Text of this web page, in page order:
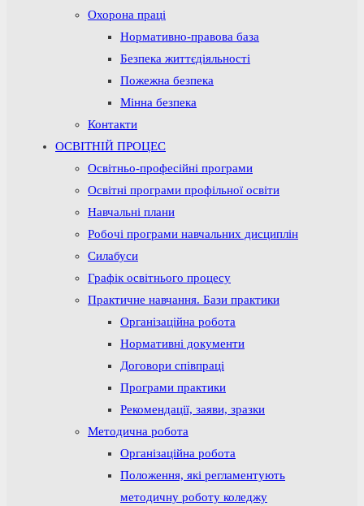
Охорона праці
Нормативно-правова база
Безпека життєдіяльності
Пожежна безпека
Мінна безпека
Контакти
ОСВІТНІЙ ПРОЦЕС
Освітньо-професійні програми
Освітні програми профільної освіти
Навчальні плани
Робочі програми навчальних дисциплін
Силабуси
Графік освітнього процесу
Практичне навчання. Бази практики
Організаційна робота
Нормативні документи
Договори співпраці
Програми практики
Рекомендації, заяви, зразки
Методична робота
Організаційна робота
Положення, які регламентують
методичну роботу коледжу